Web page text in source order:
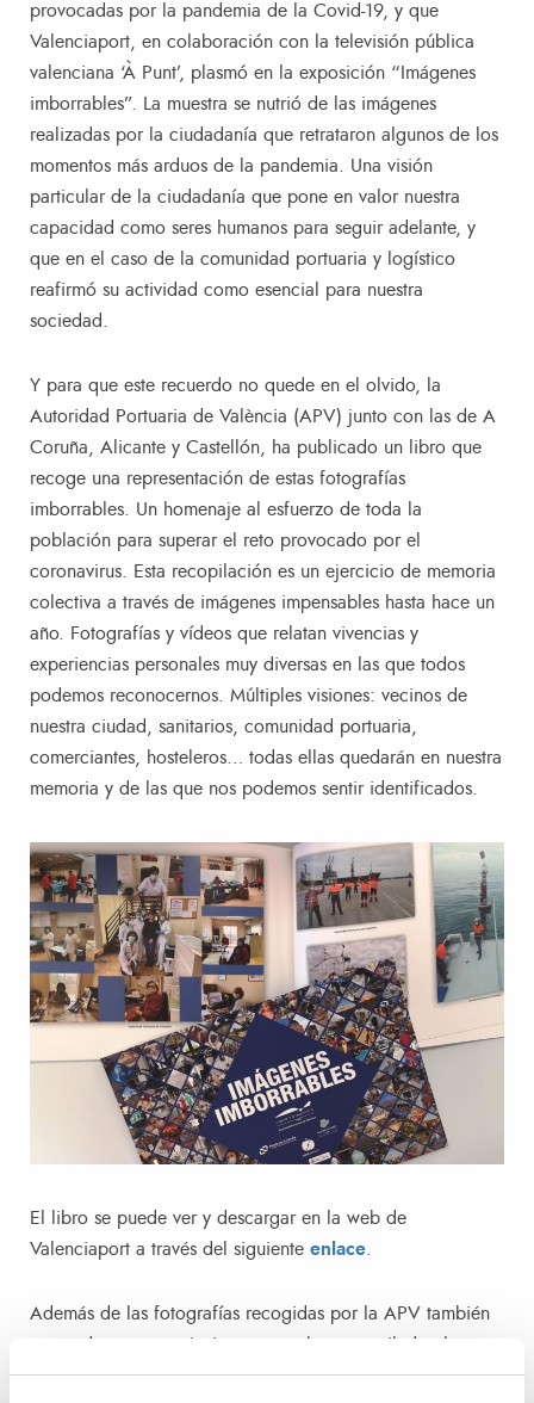
provocadas por la pandemia de la Covid-19, y que
Valenciaport, en colaboración con la televisión pública
valenciana ‘À Punt’, plasmó en la exposición “Imágenes
imborrables”. La muestra se nutrió de las imágenes
realizadas por la ciudadanía que retrataron algunos de los
momentos más arduos de la pandemia. Una visión
particular de la ciudadanía que pone en valor nuestra
capacidad como seres humanos para seguir adelante, y
que en el caso de la comunidad portuaria y logístico
reafirmó su actividad como esencial para nuestra
sociedad.
Y para que este recuerdo no quede en el olvido, la
Autoridad Portuaria de València (APV) junto con las de A
Coruña, Alicante y Castellón, ha publicado un libro que
recoge una representación de estas fotografías
imborrables. Un homenaje al esfuerzo de toda la
población para superar el reto provocado por el
coronavirus. Esta recopilación es un ejercicio de memoria
colectiva a través de imágenes impensables hasta hace un
año. Fotografías y vídeos que relatan vivencias y
experiencias personales muy diversas en las que todos
podemos reconocernos. Múltiples visiones: vecinos de
nuestra ciudad, sanitarios, comunidad portuaria,
comerciantes, hosteleros… todas ellas quedarán en nuestra
memoria y de las que nos podemos sentir identificados.
El libro se puede ver y descargar en la web de
Valenciaport a través del siguiente enlace.
Además de las fotografías recogidas por la APV también
se puede encontrar imágenes que han recopilado el
Puerto de A Coruña, Alicante Port y PortCastelló, las